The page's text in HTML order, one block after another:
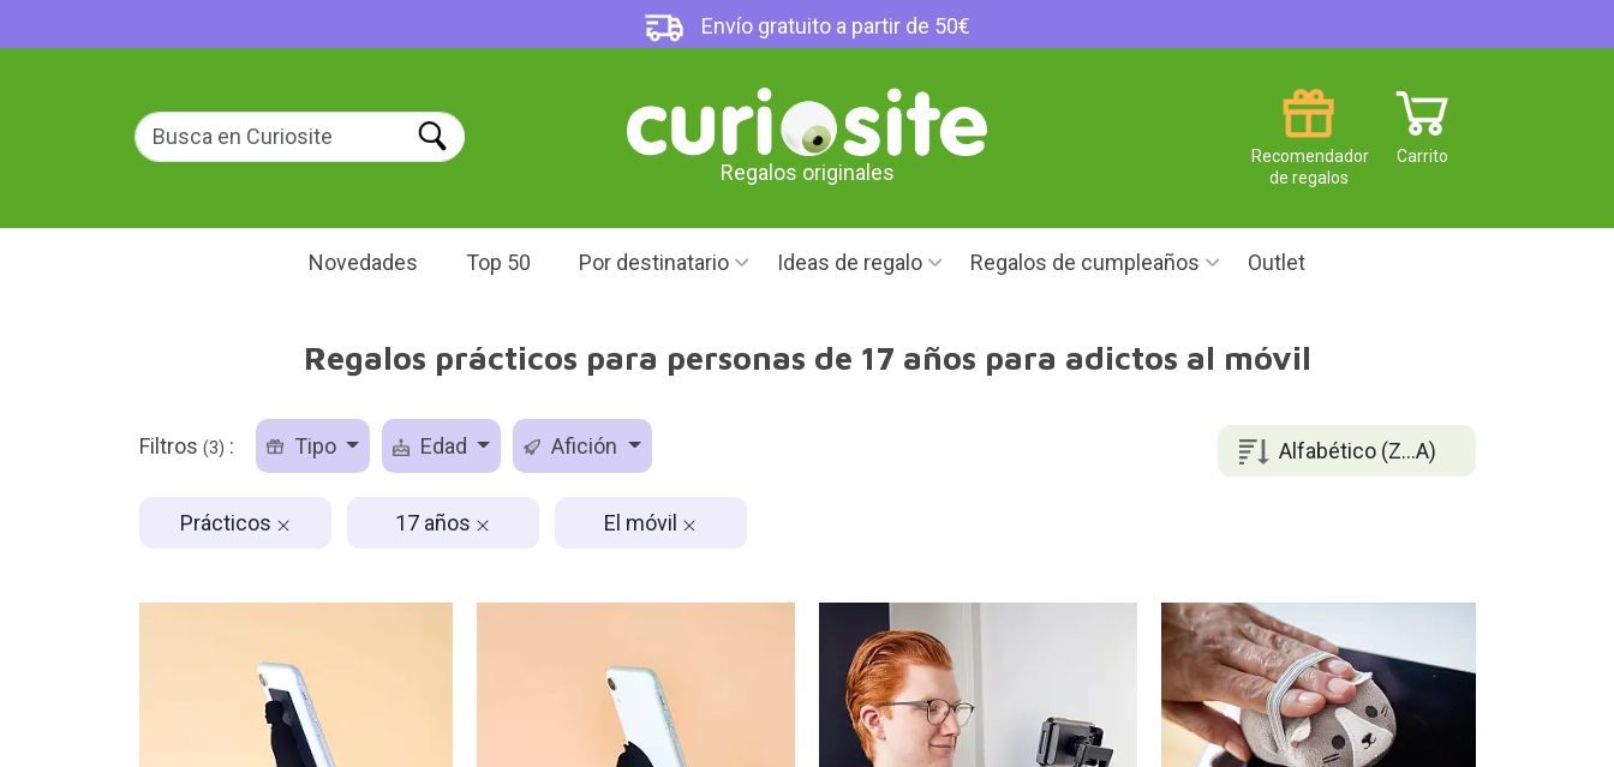
Envío gratuito a partir de 50€
Regalos originales
Carrito
Recomendador
de regalos
Novedades Top 50 Por destinatario Ideas de regalo Regalos de cumpleaños Outlet
Regalos prácticos para personas de 17 años para adictos al móvil
Alfabético (Z...A)
Filtros (3) : Tipo Edad Afición
Prácticos 17 años El móvil